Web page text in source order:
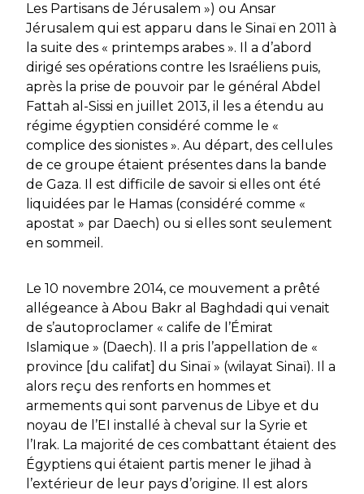
Les Partisans de Jérusalem ») ou Ansar
Jérusalem qui est apparu dans le Sinaï en 2011 à
la suite des « printemps arabes ». Il a d’abord
dirigé ses opérations contre les Israéliens puis,
après la prise de pouvoir par le général Abdel
Fattah al-Sissi en juillet 2013, il les a étendu au
régime égyptien considéré comme le «
complice des sionistes ». Au départ, des cellules
de ce groupe étaient présentes dans la bande
de Gaza. Il est difficile de savoir si elles ont été
liquidées par le Hamas (considéré comme «
apostat » par Daech) ou si elles sont seulement
en sommeil.
Le 10 novembre 2014, ce mouvement a prêté
allégeance à Abou Bakr al Baghdadi qui venait
de s’autoproclamer « calife de l’Émirat
Islamique » (Daech). Il a pris l’appellation de «
province [du califat] du Sinaï » (wilayat Sinaï). Il a
alors reçu des renforts en hommes et
armements qui sont parvenus de Libye et du
noyau de l’EI installé à cheval sur la Syrie et
l’Irak. La majorité de ces combattant étaient des
Égyptiens qui étaient partis mener le jihad à
l’extérieur de leur pays d’origine. Il est alors